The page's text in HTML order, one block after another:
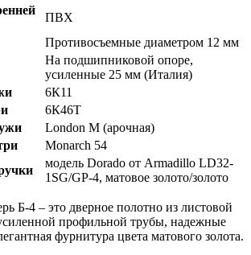
ПВХ
Противосъемные диаметром 12 мм
На подшипниковой опоре,
усиленные 25 мм (Италия)
6К11
6К46Т
London M (арочная)
Monarch 54
модель Dorado от Armadillo LD32-
1SG/GP-4, матовое золото/золото
Б-4 – это дверное полотно из листовой
профильной трубы, надежные
фурнитура цвета матового золота.